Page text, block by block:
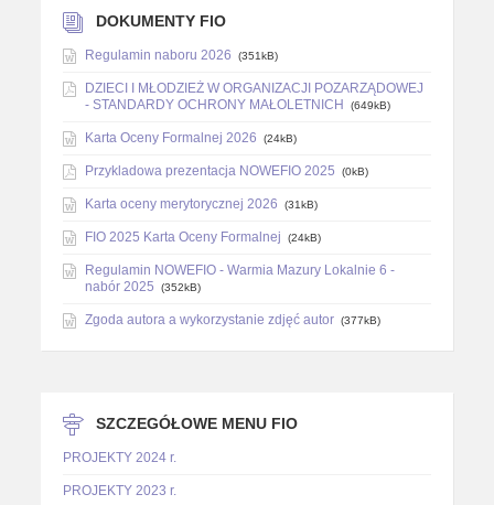
DOKUMENTY FIO
Regulamin naboru 2026 (351kB)
DZIECI I MŁODZIEŻ W ORGANIZACJI POZARZĄDOWEJ
- STANDARDY OCHRONY MAŁOLETNICH
(649kB)
Karta Oceny Formalnej 2026 (24kB)
Przykladowa prezentacja NOWEFIO 2025 (0kB)
Karta oceny merytorycznej 2026 (31kB)
FIO 2025 Karta Oceny Formalnej (24kB)
Regulamin NOWEFIO - Warmia Mazury Lokalnie 6 -
nabór 2025
(352kB)
Zgoda autora a wykorzystanie zdjęć autor (377kB)
SZCZEGÓŁOWE MENU FIO
PROJEKTY 2024 r.
PROJEKTY 2023 r.